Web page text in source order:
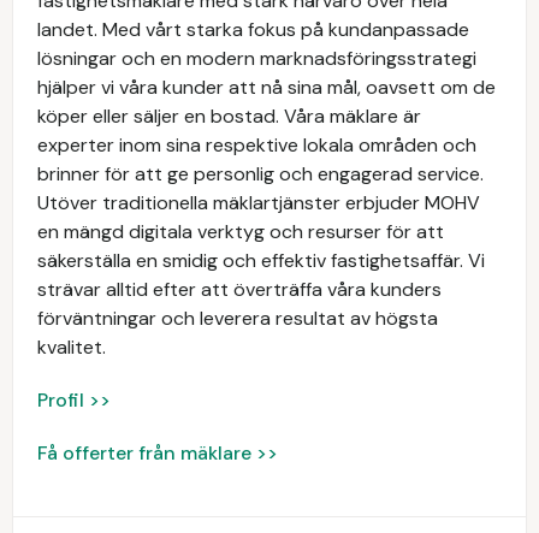
landet. Med vårt starka fokus på kundanpassade
lösningar och en modern marknadsföringsstrategi
hjälper vi våra kunder att nå sina mål, oavsett om de
köper eller säljer en bostad. Våra mäklare är
experter inom sina respektive lokala områden och
brinner för att ge personlig och engagerad service.
Utöver traditionella mäklartjänster erbjuder MOHV
en mängd digitala verktyg och resurser för att
säkerställa en smidig och effektiv fastighetsaffär. Vi
strävar alltid efter att överträffa våra kunders
förväntningar och leverera resultat av högsta
kvalitet.
Profil >>
Få offerter från mäklare >>